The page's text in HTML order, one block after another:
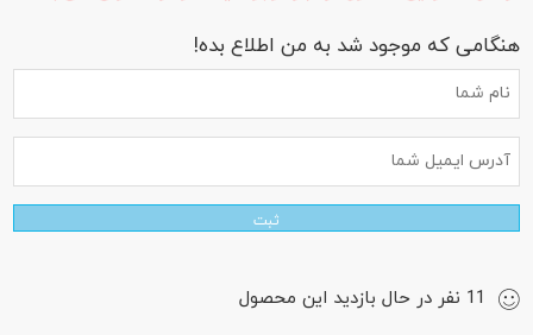
هنگامی که موجود شد به من اطلاع بده!
ثبت
11 نفر در حال بازدید این محصول